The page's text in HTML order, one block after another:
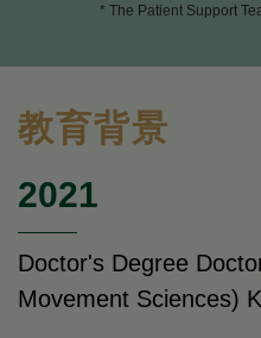
* The Patient Support
教育背景
2021
Doctor's Degree
Movement Sciences)